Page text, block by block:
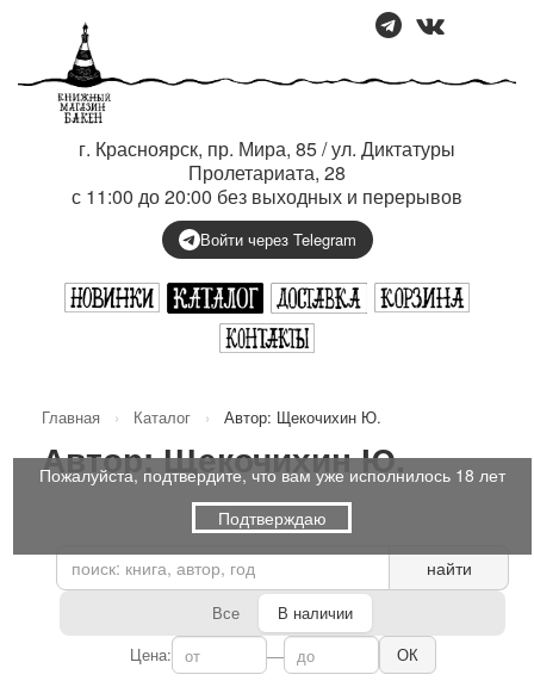
г. Красноярск, пр. Мира, 85 / ул. Диктатуры
Пролетариата, 28
с 11:00 до 20:00 без выходных и перерывов
Войти через Telegram
Главная › Каталог › Автор: Щекочихин Ю.
Автор: Щекочихин Ю.
найти
Все
В наличии
Цена:
— ОК
Пожалуйста, подтвердите, что вам уже исполнилось 18 лет
Подтверждаю